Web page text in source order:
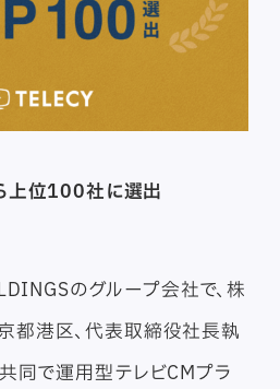
位100社に選出
のグループ会社で、株
都港区、代表取締役社長執
同で運用型テレビCMプラ